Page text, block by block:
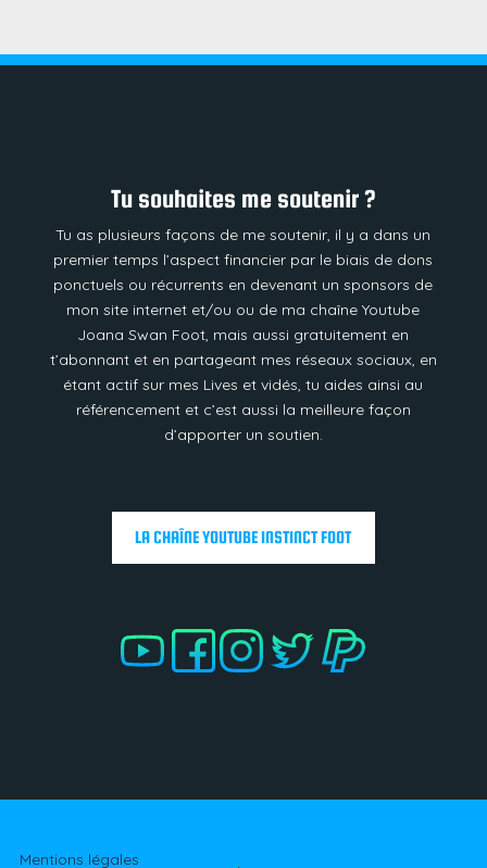
Tu souhaites me soutenir ?
Tu as plusieurs façons de me soutenir, il y a dans un
premier temps l’aspect financier par le biais de dons
ponctuels ou récurrents en devenant un sponsors de
mon site internet et/ou ou de ma chaîne Youtube
Joana Swan Foot, mais aussi gratuitement en
t’abonnant et en partageant mes réseaux sociaux, en
étant actif sur mes Lives et vidés, tu aides ainsi au
référencement et c’est aussi la meilleure façon
d’apporter un soutien.
LA CHAÎNE YOUTUBE INSTINCT FOOT
. . .
Mentions légales